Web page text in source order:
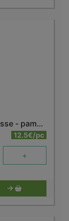
Nettoyant visage peau mixte à grasse - pamplemousse
12.5€/pc
+